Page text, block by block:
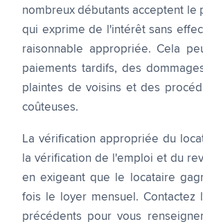
nombreux débutants acceptent le
qui exprime de l'intérêt sans
raisonnable appropriée. Cela
paiements tardifs, des
plaintes de voisins et des
coûteuses.
La vérification appropriée du
la vérification de l'emploi et du
en exigeant que le locataire
fois le loyer mensuel. Contactez
précédents pour vous